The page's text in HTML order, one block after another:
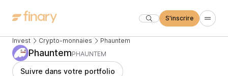
S'inscrire
Invest Crypto-monnaies Phauntem
PhauntemPHAUNTEM
Suivre dans votre portfolio